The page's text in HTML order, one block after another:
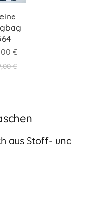
€
€
aus Stoff- und